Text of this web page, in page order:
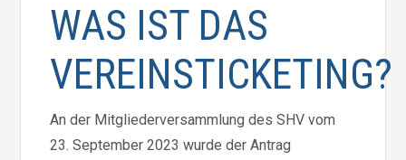
WAS IST DAS
VEREINSTICKETING?
An der Mitgliederversammlung des SHV vom
23. September 2023 wurde der Antrag